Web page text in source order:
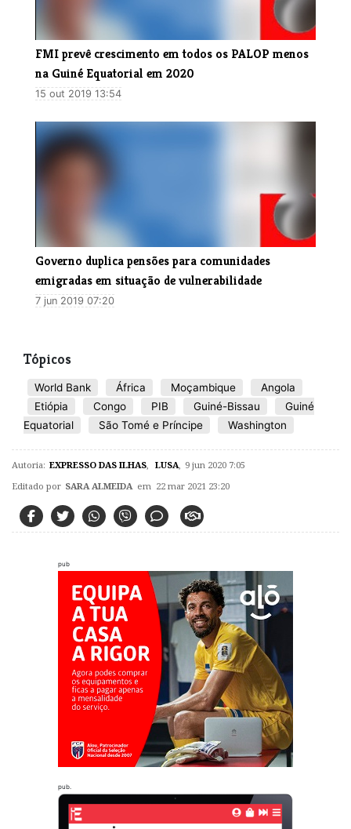
​FMI prevê crescimento em todos os PALOP menos
na Guiné Equatorial em 2020
15 out 2019 13:54
​Governo duplica pensões para comunidades
emigradas em situação de vulnerabilidade
7 jun 2019 07:20
Tópicos
World Bank África Moçambique
Angola
Etiópia
Congo PIB Guiné-Bissau
Guiné
Equatorial
São Tomé e Príncipe Washington
Autoria: EXPRESSO DAS ILHAS, LUSA, 9 jun 2020 7:05
Editado por SARA ALMEIDAem 22 mar 2021 23:20
pub
pub.